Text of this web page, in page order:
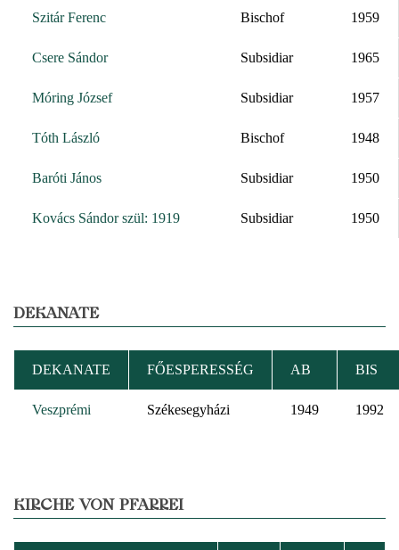
Szitár Ferenc Bischof 1959
Csere Sándor Subsidiar 1965
Móring József Subsidiar 1957
Tóth László Bischof 1948
Baróti János Subsidiar 1950
Kovács Sándor szül: 1919 Subsidiar 1950
DEKANATE
DEKANATE FŐESPERESSÉG AB BIS
Veszprémi Székesegyházi 1949 1992
KIRCHE VON PFARREI